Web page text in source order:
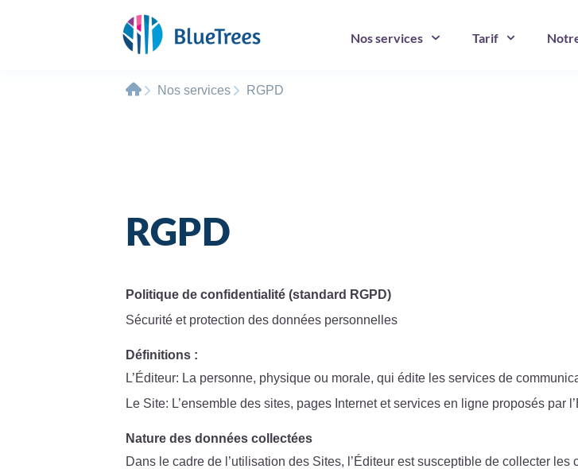
Nos services Tarif
Nos services RGPD
RGPD
Politique de confidentialité (standard RGPD)
Sécurité et protection des données personnelles
Définitions :
L’Éditeur: La personne, physique ou morale, qui édite les services de
Le Site: L’ensemble des sites, pages Internet et services en ligne proposés par
Nature des données collectées
Dans le cadre de l’utilisation des Sites, l’Éditeur est susceptible de collecter